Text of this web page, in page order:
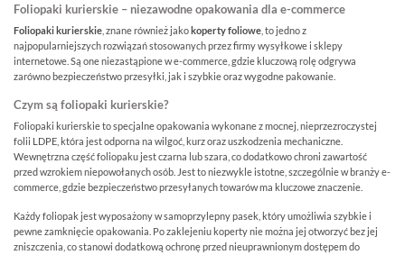
Foliopaki kurierskie – niezawodne opakowania dla e-commerce
Foliopaki kurierskie , znane również jako koperty foliowe , to jedno z
najpopularniejszych rozwiązań stosowanych przez firmy wysyłkowe i sklepy
internetowe. Są one niezastąpione w e-commerce, gdzie kluczową rolę odgrywa
zarówno bezpieczeństwo przesyłki, jak i szybkie oraz wygodne pakowanie.
Czym są foliopaki kurierskie?
Foliopaki kurierskie to specjalne opakowania wykonane z mocnej, nieprzezroczystej
folii LDPE, która jest odporna na wilgoć, kurz oraz uszkodzenia mechaniczne.
Wewnętrzna część foliopaku jest czarna lub szara, co dodatkowo chroni zawartość
przed wzrokiem niepowołanych osób. Jest to niezwykle istotne, szczególnie w branży e-
commerce, gdzie bezpieczeństwo przesyłanych towarów ma kluczowe znaczenie.
Każdy foliopak jest wyposażony w samoprzylepny pasek, który umożliwia szybkie i
pewne zamknięcie opakowania. Po zaklejeniu koperty nie można jej otworzyć bez jej
zniszczenia, co stanowi dodatkową ochronę przed nieuprawnionym dostępem do